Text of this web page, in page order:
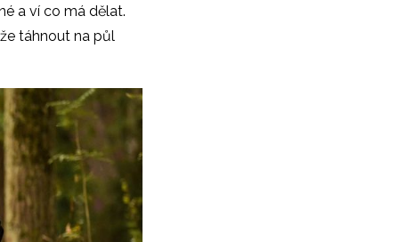
a ví co má dělat.
táhnout na půl